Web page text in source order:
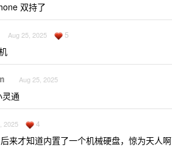
双持了
Aug 25, 2025 5
Aug 25, 2025
通
2025 4
来才知道内置了一个机械硬盘，惊为天人啊